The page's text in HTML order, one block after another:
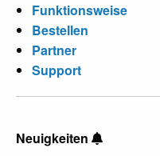
Funktionsweise
Bestellen
Partner
Support
Neuigkeiten